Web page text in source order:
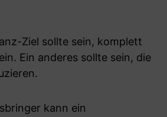
Ziel sollte sein, komplett
Ein anderes sollte sein, die
kann ein